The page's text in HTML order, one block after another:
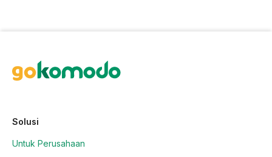
Solusi
Untuk Perusahaan